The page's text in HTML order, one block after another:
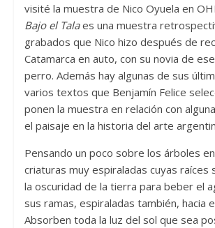
visité la muestra de Nico Oyuela en
Bajo el Talaes una muestra
grabados que Nico hizo después de
Catamarca en auto, con su novia de
perro. Además hay algunas de sus
varios textos que Benjamín Felice
ponen la muestra en relación con
el paisaje en la historia del arte
Pensando un poco sobre los árboles
criaturas muy espiraladas cuyas raíces
la oscuridad de la tierra para beber el
sus ramas, espiraladas también, hacia
Absorben toda la luz del sol que sea